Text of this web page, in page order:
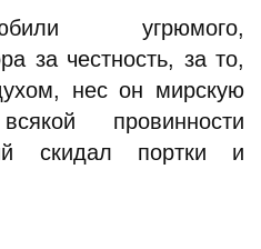
угрюмого,
за честность, за то,
нес он мирскую
провинности
скидал портки и